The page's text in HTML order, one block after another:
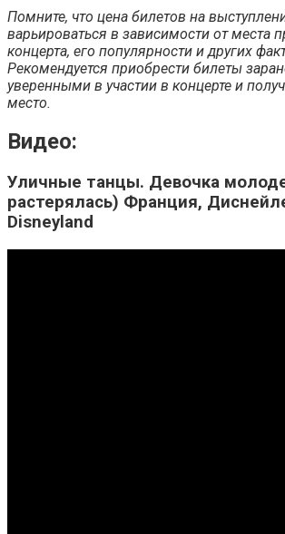
Помните, что цена билетов на
варьироваться в зависимости от места
концерта, его популярности и других
Рекомендуется приобрести билеты
уверенными в участии в концерте и
место.
Видео:
Уличные танцы. Девочка
растерялась) Франция,
Disneyland